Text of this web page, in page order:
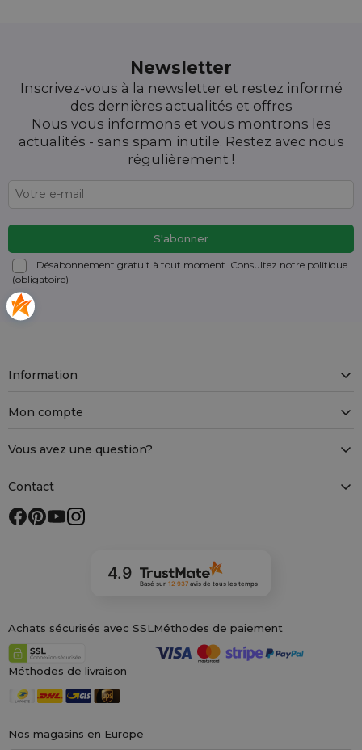
Newsletter
Inscrivez-vous à la newsletter et restez informé
des dernières actualités et offres
Nous vous informons et vous montrons les
actualités - sans spam inutile. Restez avec nous
régulièrement !
Désabonnement gratuit à tout moment. Consultez notre politique.
(obligatoire)
Nos magasins en Europe
Information
Mon compte
Vous avez une question?
Contact
4.9
Basé sur 12 937 avisde tous les temps
Achats sécurisés avec SSLMéthodes de paiement
Méthodes de livraison